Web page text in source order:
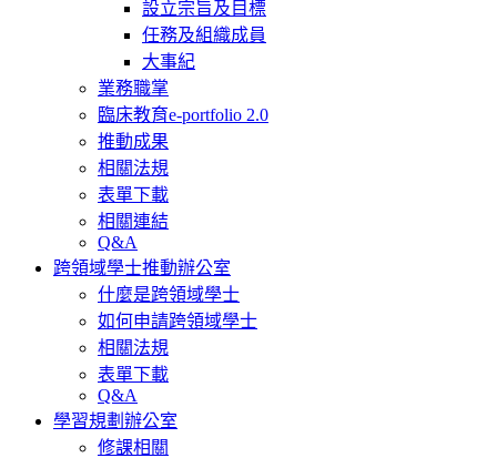
設立宗旨及目標
任務及組織成員
大事紀
業務職掌
臨床教育e-portfolio 2.0
推動成果
相關法規
表單下載
相關連結
Q&A
跨領域學士推動辦公室
什麼是跨領域學士
如何申請跨領域學士
相關法規
表單下載
Q&A
學習規劃辦公室
修課相關